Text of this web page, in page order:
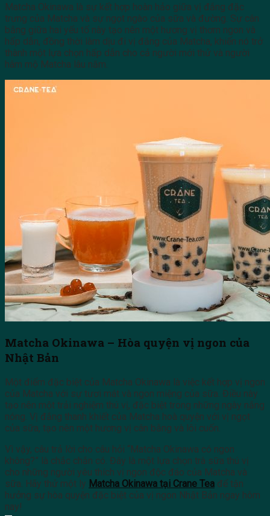
Matcha Okinawa là sự kết hợp hoàn hảo giữa vị đắng đặc
trưng của Matcha và sự ngọt ngào của sữa và đường. Sự cân
bằng giữa hai yếu tố này tạo nên một hương vị thơm ngon và
hấp dẫn, đồng thời làm dịu đi vị đắng của Matcha, khiến nó trở
thành một lựa chọn hấp dẫn cho cả người mới thử và người
hâm mộ Matcha lâu năm.
Matcha Okinawa – Hòa quyện vị ngon của
Nhật Bản
Một điểm đặc biệt của Matcha Okinawa là việc kết hợp vị ngon
của Matcha với sự tươi mát và ngon miệng của sữa. Điều này
tạo nên một trải nghiệm thú vị, đặc biệt trong những ngày nắng
nóng. Vị đắng thanh khiết của Matcha hoà quyện với vị ngọt
của sữa, tạo nên một hương vị cân bằng và lôi cuốn.
Vì vậy, câu trả lời cho câu hỏi “Matcha Okinawa có ngon
không?” là chắc chắn có. Đây là một lựa chọn trà sữa thú vị
cho những người yêu thích vị ngon độc đáo của Matcha và
sữa. Hãy thử một ly Matcha Okinawa tại Crane Tea để tận
hưởng sự hòa quyện đặc biệt của vị ngon Nhật Bản ngay hôm
nay!